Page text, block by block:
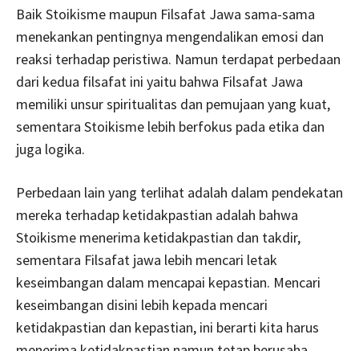
Baik Stoikisme maupun Filsafat Jawa sama-sama
menekankan pentingnya mengendalikan emosi dan
reaksi terhadap peristiwa. Namun terdapat perbedaan
dari kedua filsafat ini yaitu bahwa Filsafat Jawa
memiliki unsur spiritualitas dan pemujaan yang kuat,
sementara Stoikisme lebih berfokus pada etika dan
juga logika.
Perbedaan lain yang terlihat adalah dalam pendekatan
mereka terhadap ketidakpastian adalah bahwa
Stoikisme menerima ketidakpastian dan takdir,
sementara Filsafat jawa lebih mencari letak
keseimbangan dalam mencapai kepastian. Mencari
keseimbangan disini lebih kepada mencari
ketidakpastian dan kepastian, ini berarti kita harus